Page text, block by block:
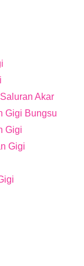
Akar
Gigi Bungsu
Gigi
Gigi